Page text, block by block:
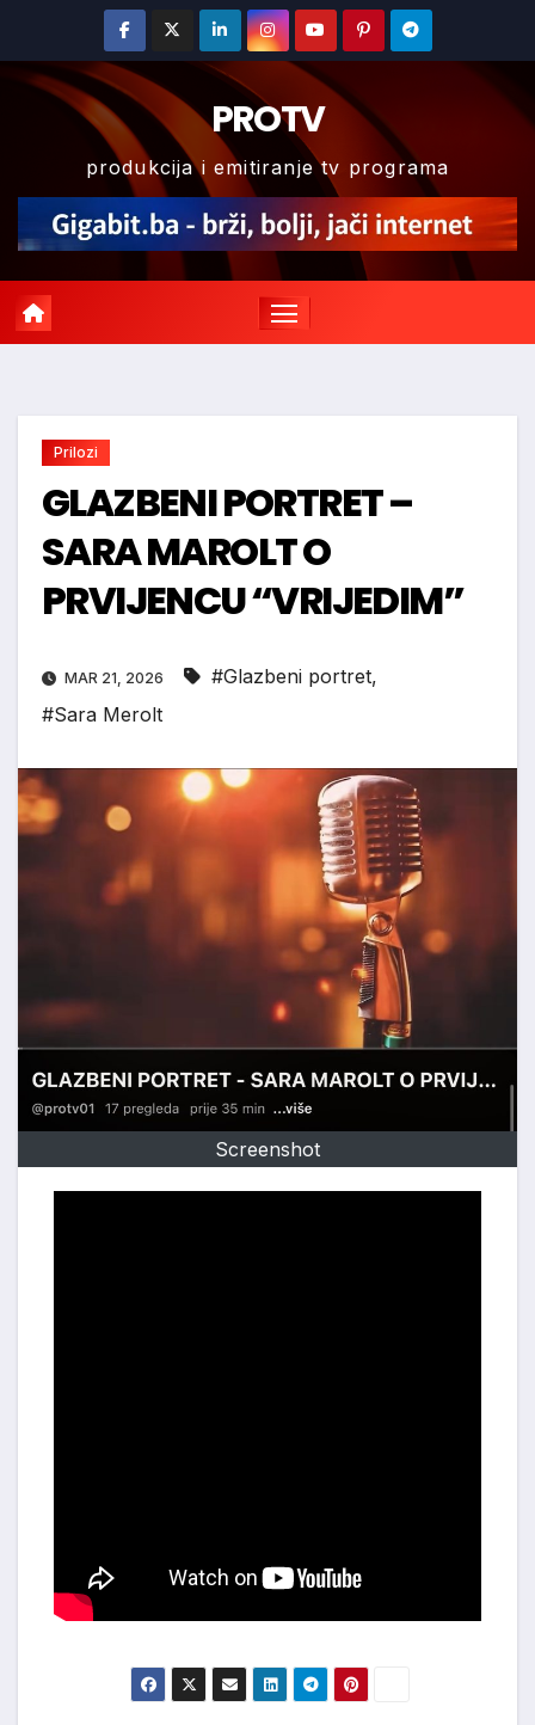
content
PROTV
produkcija i emitiranje tv programa
Prilozi
GLAZBENI PORTRET –
SARA MAROLT O
PRVIJENCU “VRIJEDIM”
MAR 21, 2026 #Glazbeni portret,
#Sara Merolt
Screenshot